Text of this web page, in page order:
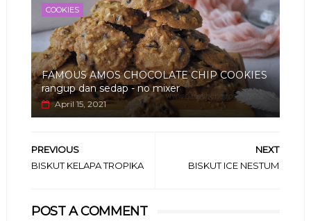
COOKIES
FAMOUS AMOS CHOCOLATE CHIP COOKIES
rangup dan sedap - no mixer
April 15, 2021
NEXT
BISKUT ICE NESTUM
PREVIOUS
BISKUT KELAPA TROPIKA
POST A COMMENT